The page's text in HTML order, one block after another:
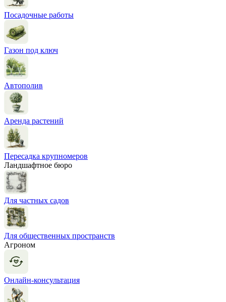
Посадочные работы
Газон под ключ
Автополив
Аренда растений
Пересадка крупномеров
Ландшафтное бюро
Для частных садов
Для общественных пространств
Агроном
Онлайн-консультация